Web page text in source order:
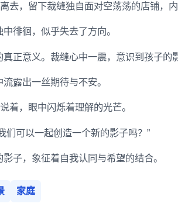
去，留下裁缝独自面对空荡荡的店铺，内
徘徊，似乎失去了方向。
正意义。裁缝心中一震，意识到孩子的
露出一丝期待与不安。
着，眼中闪烁着理解的光芒。
们可以一起创造一个新的影子吗？”
子，象征着自我认同与希望的结合。
家庭